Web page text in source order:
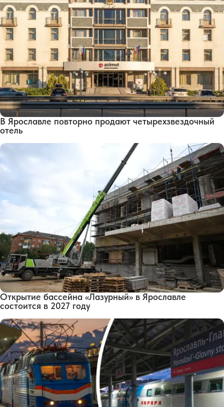
В Ярославле повторно продают четырехзвездочный
отель
Открытие бассейна «Лазурный» в Ярославле
состоится в 2027 году